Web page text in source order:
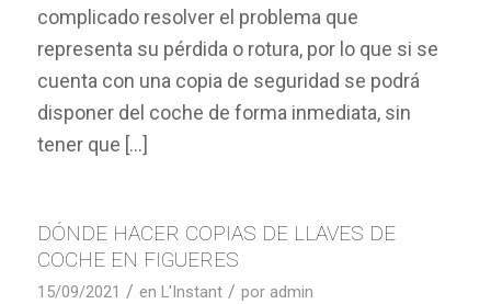
complicado resolver el problema que
representa su pérdida o rotura, por lo que si se
cuenta con una copia de seguridad se podrá
disponer del coche de forma inmediata, sin
tener que […]
DÓNDE HACER COPIAS DE LLAVES DE
COCHE EN FIGUERES
15/09/2021 / en L'Instant / por admin